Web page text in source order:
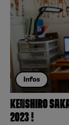
Infos
KENSHIRO
2023 !